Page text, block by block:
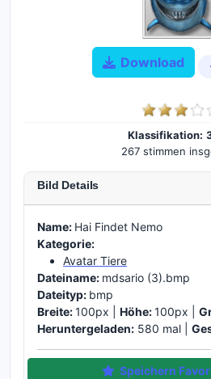
Download
Klassifikation:
267 stimmen
Bild Details
Name: Hai Findet Nemo
Kategorie:
Avatar Tiere
Dateiname: mdsario (3).bmp
Dateityp: bmp
Breite:100px | Höhe:100px |
Heruntergeladen: 580 mal |
Speichern